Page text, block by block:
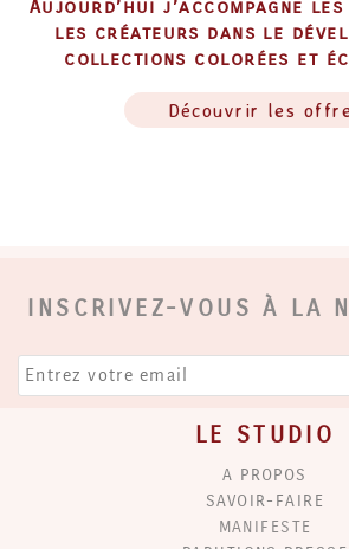
Aujourd’hui j’accompagne
les créateurs dans le
collections colorées et
Découvrir les
INSCRIVEZ-VOUS À LA
LE STUDIO
A PROPOS
SAVOIR-FAIRE
MANIFESTE